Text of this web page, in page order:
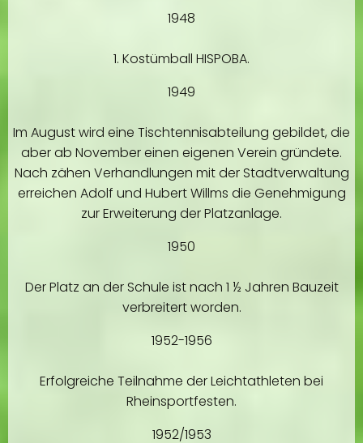
1948
1. Kostümball HISPOBA.
1949
Im August wird eine Tischtennisabteilung gebildet, die
aber ab November einen eigenen Verein gründete.
Nach zähen Verhandlungen mit der Stadtverwaltung
erreichen Adolf und Hubert Willms die Genehmigung
zur Erweiterung der Platzanlage.
1950
Der Platz an der Schule ist nach 1 ½ Jahren Bauzeit
verbreitert worden.
1952-1956
Erfolgreiche Teilnahme der Leichtathleten bei
Rheinsportfesten.
1952/1953